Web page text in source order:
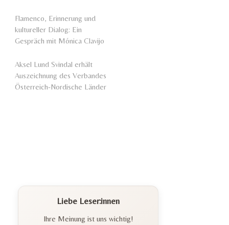
Flamenco, Erinnerung und
kultureller Dialog: Ein
Gespräch mit Mónica Clavijo
Aksel Lund Svindal erhält
Auszeichnung des Verbandes
Österreich-Nordische Länder
Liebe Leser:innen
Ihre Meinung ist uns wichtig!